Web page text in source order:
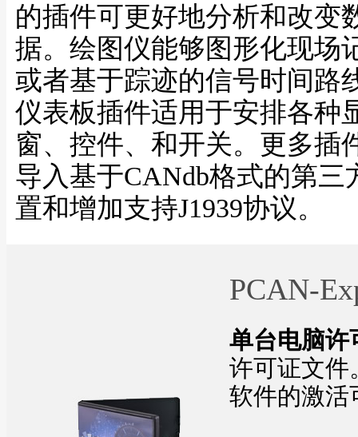
的插件可更好地分析和改变
据。绘图仪能够图形化现场
或者基于踪迹的信号时间路
仪表板插件适用于安排各种
窗、控件、和开关。更多插
导入基于CANdb格式的第三
置和增加支持J1939协议。
PCAN-
单台电脑许
许可证文件
软件的激活